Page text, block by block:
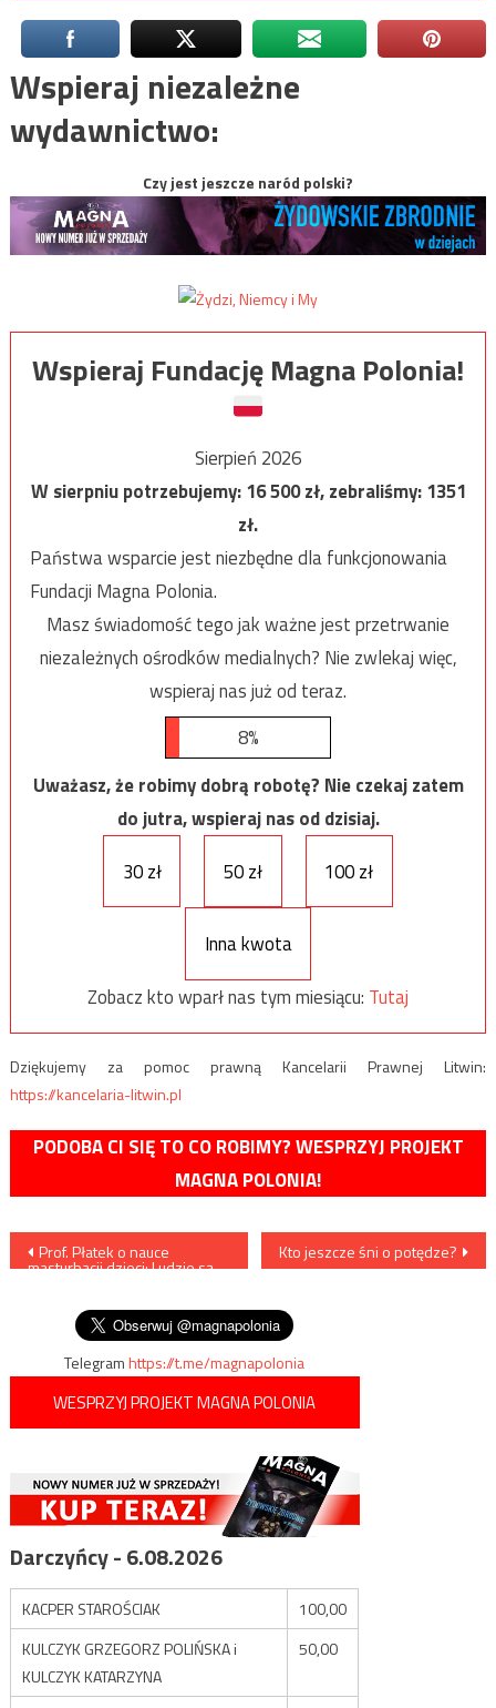
Wspieraj niezależne
wydawnictwo:
Czy jest jeszcze naród polski?
Wspieraj Fundację Magna Polonia!
Sierpień 2026
W sierpniu potrzebujemy:16 500zł, zebraliśmy:1351
zł.
Państwa wsparcie jest niezbędne dla funkcjonowania
Fundacji Magna Polonia.
Masz świadomość tego jak ważne jest przetrwanie
niezależnych ośrodków medialnych? Nie zwlekaj więc,
wspieraj nas już od teraz.
8%
Uważasz, że robimy dobrą robotę? Nie czekaj zatem
do jutra, wspieraj nas od dzisiaj.
30 zł
50 zł 100 zł
Inna kwota
Zobacz kto wparł nas tym miesiącu: Tutaj
Dziękujemy za pomoc prawną Kancelarii Prawnej Litwin:
https://kancelaria-litwin.pl
PODOBA CI SIĘ TO CO ROBIMY? WESPRZYJ PROJEKT
MAGNA POLONIA!
Nawigacja
Prof. Płatek o nauce
masturbacji dzieci: Ludzie są
Kto jeszcze śni o potędze?
Telegramhttps://t.me/magnapolonia
WESPRZYJ PROJEKT MAGNA POLONIA
Darczyńcy - 6.08.2026
KACPER STAROŚCIAK
100,00
KULCZYK GRZEGORZ POLIŃSKA i
KULCZYK KATARZYNA
50,00